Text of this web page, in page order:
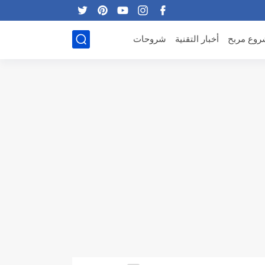
مربح أخبار التقنية شروحات